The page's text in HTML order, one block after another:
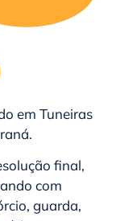
em Tuneiras
.
final,
com
guarda,